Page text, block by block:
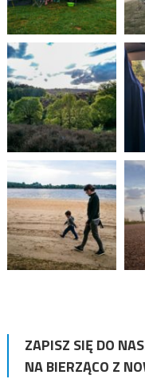
ZAPISZ SIĘ DO
NA BIERZĄCO Z